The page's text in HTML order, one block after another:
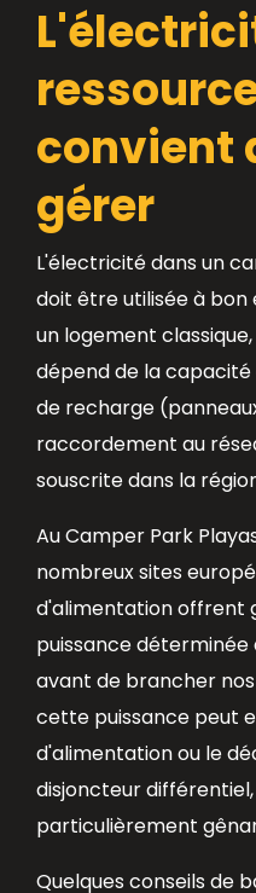
convient
gérer
L'électricité dans un
doit être utilisée à
un logement
dépend de la
de recharge
raccordement au
souscrite dans la
Au Camper Park
nombreux sites
d'alimentation offrent
puissance
avant de brancher
cette puissance peut
d'alimentation ou le
disjoncteur
particulièrement
Quelques conseils de